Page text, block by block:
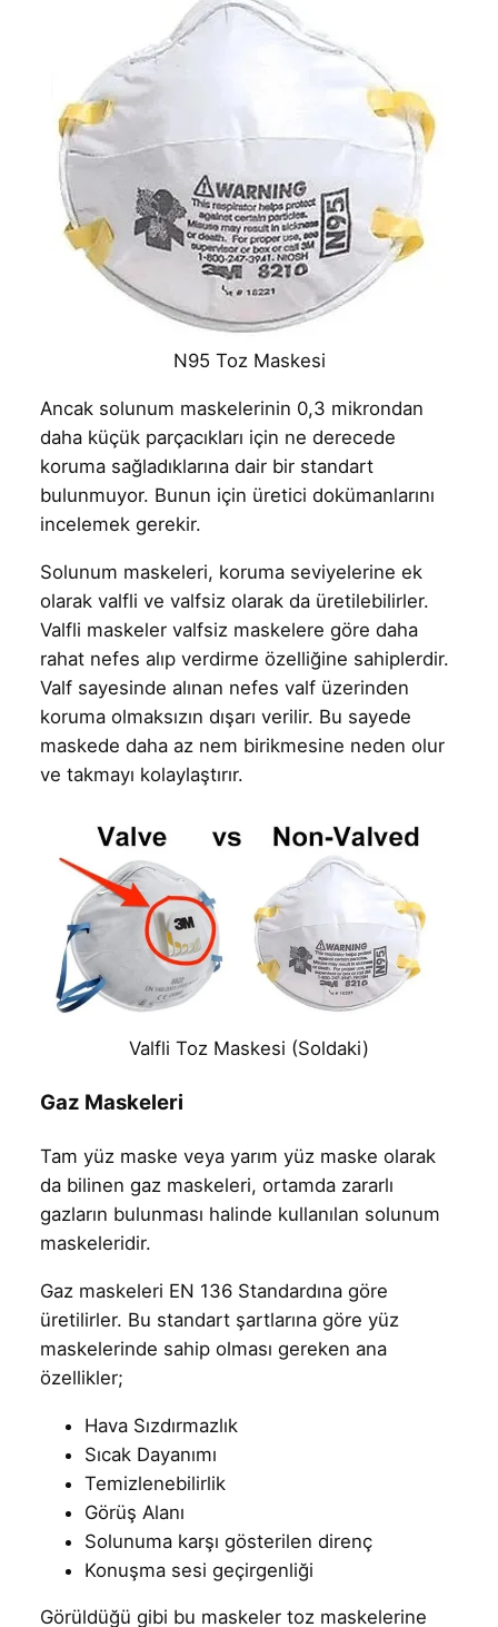
N95 Toz Maskesi
Ancak solunum maskelerinin 0,3 mikrondan
daha küçük parçacıkları için ne derecede
koruma sağladıklarına dair bir standart
bulunmuyor. Bunun için üretici dokümanlarını
incelemek gerekir.
Solunum maskeleri, koruma seviyelerine ek
olarak valfli ve valfsiz olarak da üretilebilirler.
Valfli maskeler valfsiz maskelere göre daha
rahat nefes alıp verdirme özelliğine sahiplerdir.
Valf sayesinde alınan nefes valf üzerinden
koruma olmaksızın dışarı verilir. Bu sayede
maskede daha az nem birikmesine neden olur
ve takmayı kolaylaştırır.
Valfli Toz Maskesi (Soldaki)
Gaz Maskeleri
Tam yüz maske veya yarım yüz maske olarak
da bilinen gaz maskeleri, ortamda zararlı
gazların bulunması halinde kullanılan solunum
maskeleridir.
Gaz maskeleri EN 136 Standardına göre
üretilirler. Bu standart şartlarına göre yüz
maskelerinde sahip olması gereken ana
özellikler;
Hava Sızdırmazlık
Sıcak Dayanımı
Temizlenebilirlik
Görüş Alanı
Solunuma karşı gösterilen direnç
Konuşma sesi geçirgenliği
Görüldüğü gibi bu maskeler toz maskelerine